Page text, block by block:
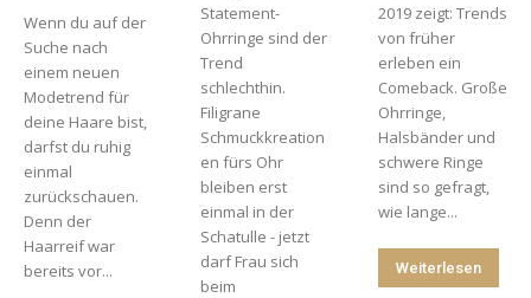
Wenn du auf der
Suche nach
einem neuen
Modetrend für
deine Haare bist,
darfst du ruhig
einmal
zurückschauen.
Denn der
Haarreif war
bereits vor...
Statement-
Ohrringe sind der
Trend
schlechthin.
Filigrane
Schmuckkreation
en fürs Ohr
bleiben erst
einmal in der
Schatulle - jetzt
darf Frau sich
beim
2019 zeigt: Trends
von früher
erleben ein
Comeback. Große
Ohrringe,
Halsbänder und
schwere Ringe
sind so gefragt,
wie lange...
Weiterlesen